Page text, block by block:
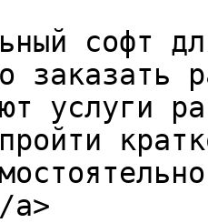
софт
заказать
услуги
a>